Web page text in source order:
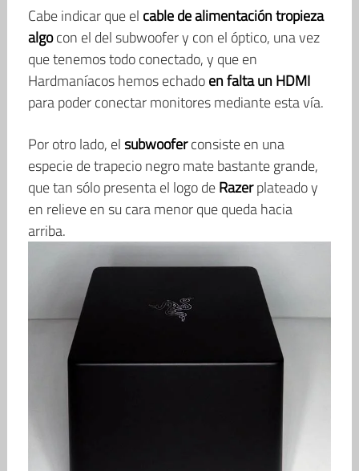
Cabe indicar que el cable de alimentación tropieza
algocon el del subwoofer y con el óptico, una vez
que tenemos todo conectado, y que en
Hardmaníacos hemos echadoen falta un HDMI
para poder conectar monitores mediante esta vía.
Por otro lado, elsubwooferconsiste en una
especie de trapecio negro mate bastante grande,
que tan sólo presenta el logo deRazerplateado y
en relieve en su cara menor que queda hacia
arriba.